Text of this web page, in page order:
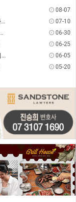
08-07
07-10
06-30
06-25
06-05
05-20